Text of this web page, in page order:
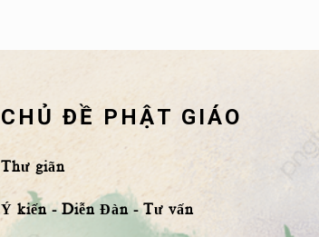
CHỦ ĐỀ PHẬT GIÁO
Thư giãn
Ý kiến - Diễn Đàn - Tư vấn